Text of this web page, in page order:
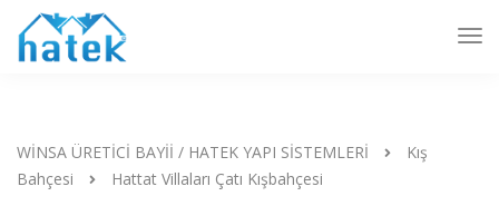
WİNSA ÜRETİCİ BAYİİ / HATEK YAPI SİSTEMLERİ
Kış
Bahçesi
Hattat Villaları Çatı Kışbahçesi